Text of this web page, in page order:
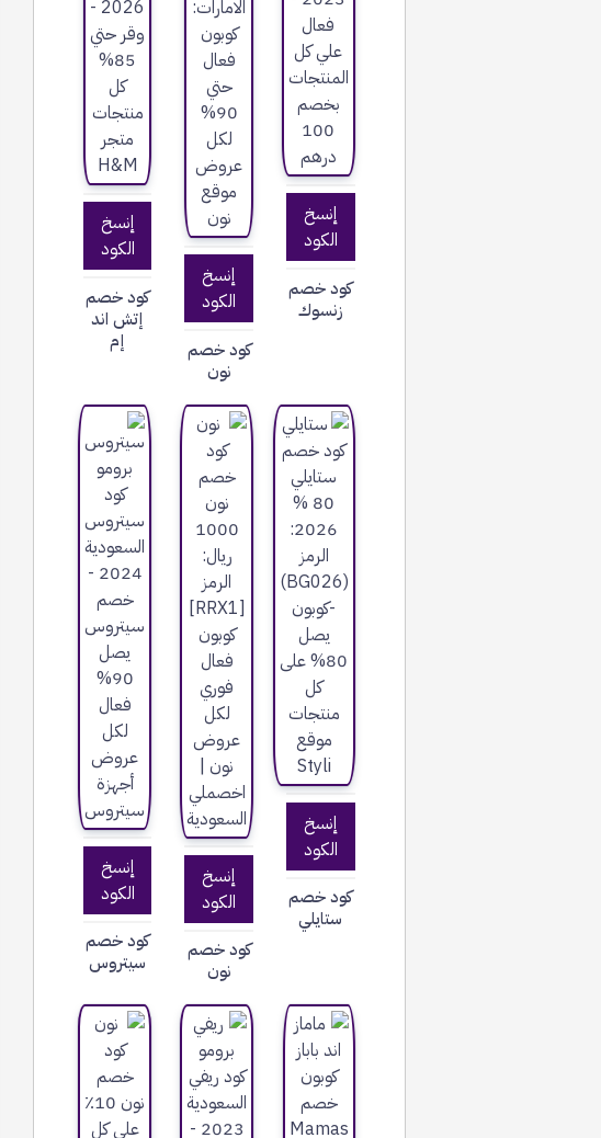
إنسخ
الكود
كود خصم
زنسوك
إنسخ
الكود
كود خصم
نون
إنسخ
الكود
كود خصم
إتش اند
إم
إنسخ
الكود
كود خصم
ستايلي
إنسخ
الكود
كود خصم
نون
إنسخ
الكود
كود خصم
سيتروس